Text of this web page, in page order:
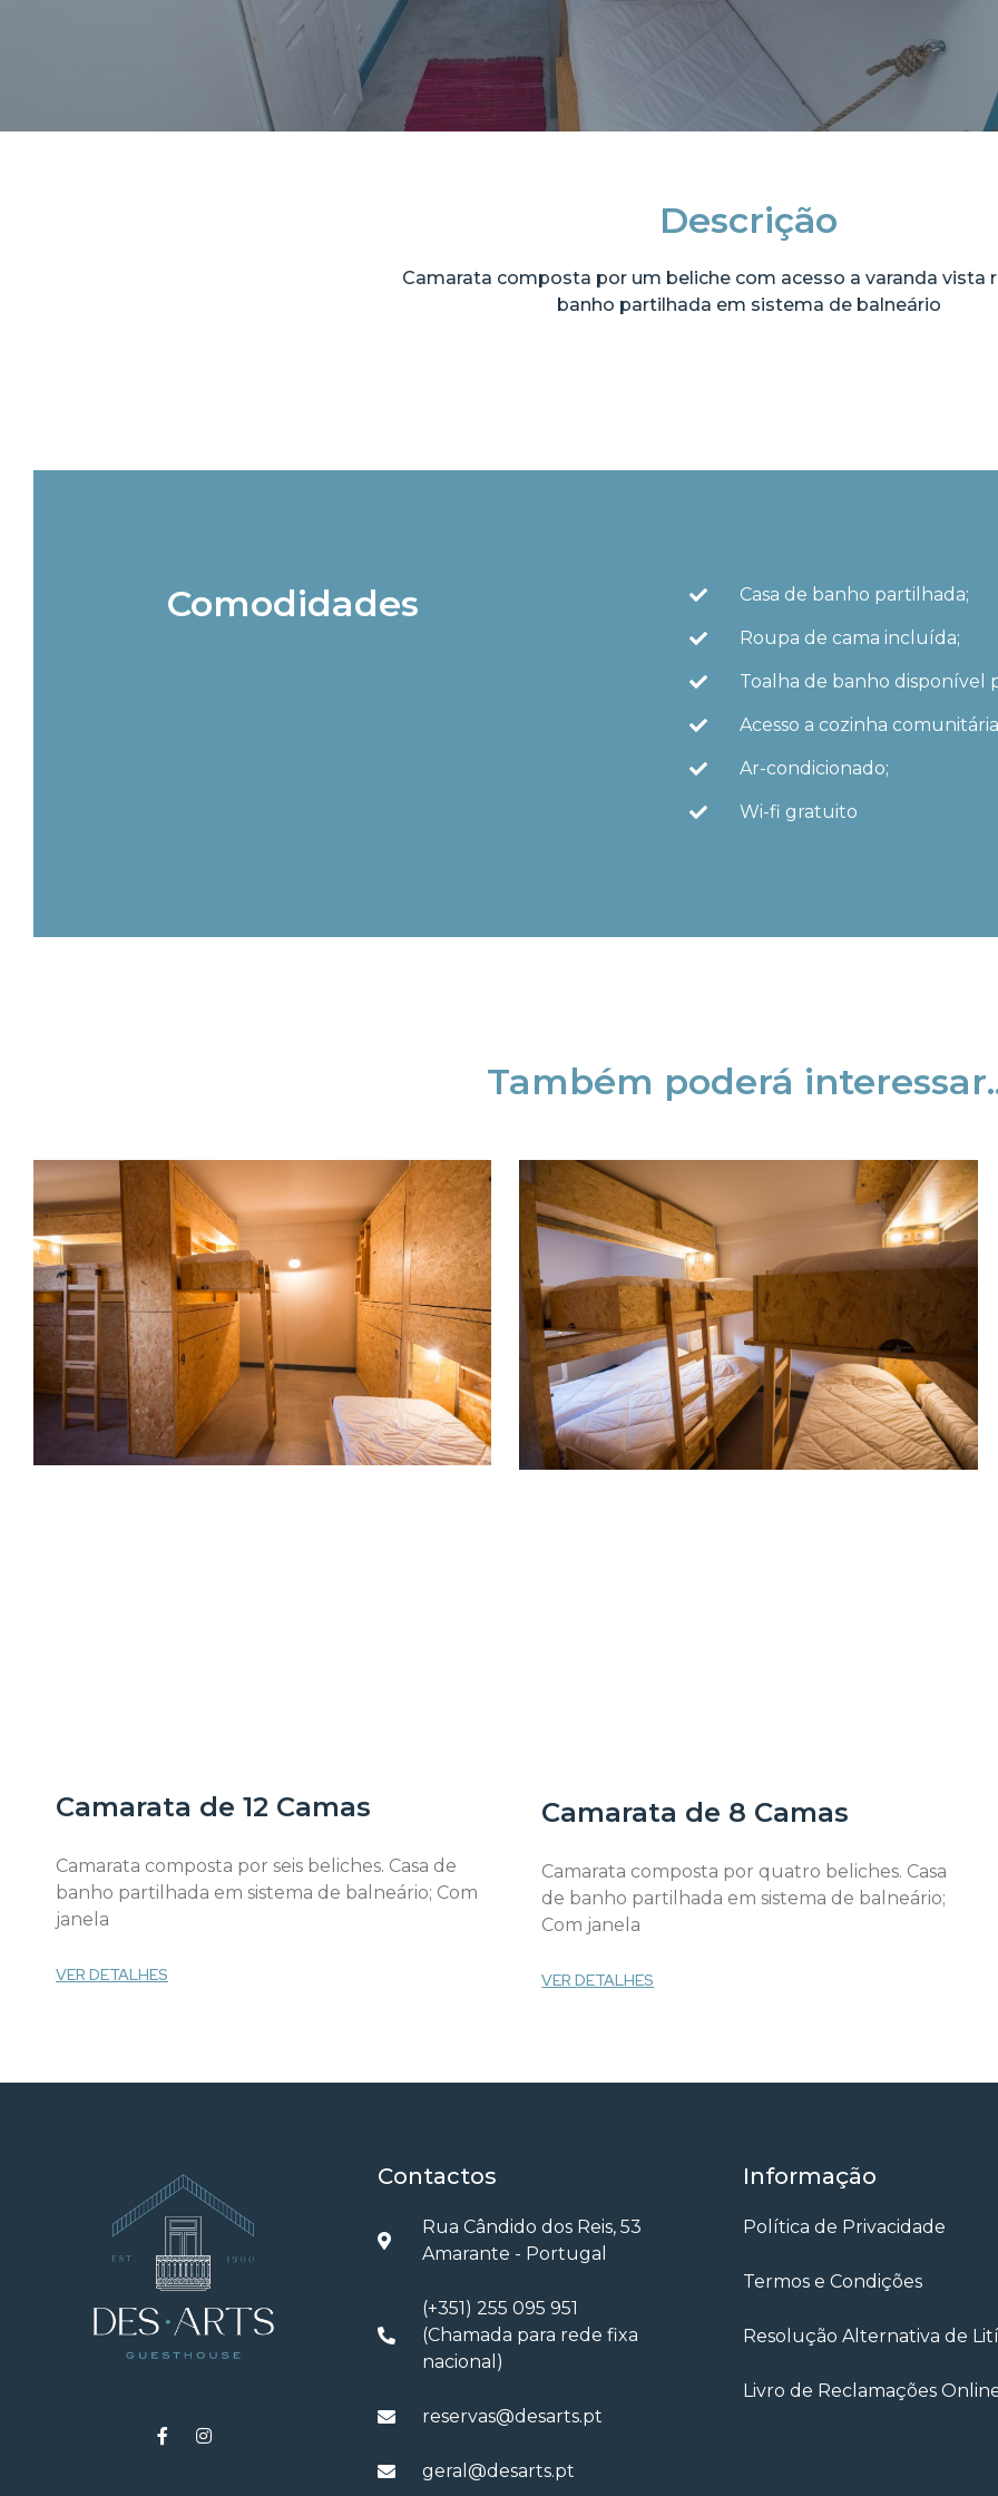
Descrição
Camarata composta por um beliche com acesso a varanda vista
banho partilhada em sistema de balneário
Comodidades Casa de banho partilhada;
Roupa de cama incluída;
Toalha de banho disponível
Acesso a cozinha
Ar-condicionado;
Wi-fi gratuito
Também poderá
Camarata de 12 Camas
Camarata composta por seis beliches. Casa de
banho partilhada em sistema de balneário; Com
janela
VER DETALHES
Camarata de 8 Camas
Camarata composta por quatro beliches. Casa
de banho partilhada em sistema de balneário;
Com janela
VER DETALHES
Contactos
Rua Cândido dos Reis, 53
Amarante - Portugal
(+351) 255 095 951
(Chamada para rede fixa
nacional)
reservas@desarts.pt
geral@desarts.pt
Informação
Política de Privacidade
Termos e Condições
Resolução Alternativa de
Livro de Reclamações